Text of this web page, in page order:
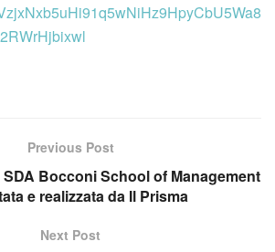
Previous Post
Bocconi School of Management
e realizzata da Il Prisma
Next Post